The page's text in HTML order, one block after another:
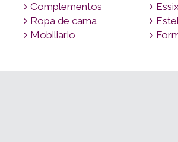
Complementos
Ropa de cama
Mobiliario
Essix